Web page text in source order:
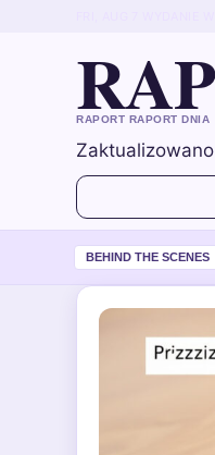
RAPORT RAPORT DNIA
BEHIND THE SCENES